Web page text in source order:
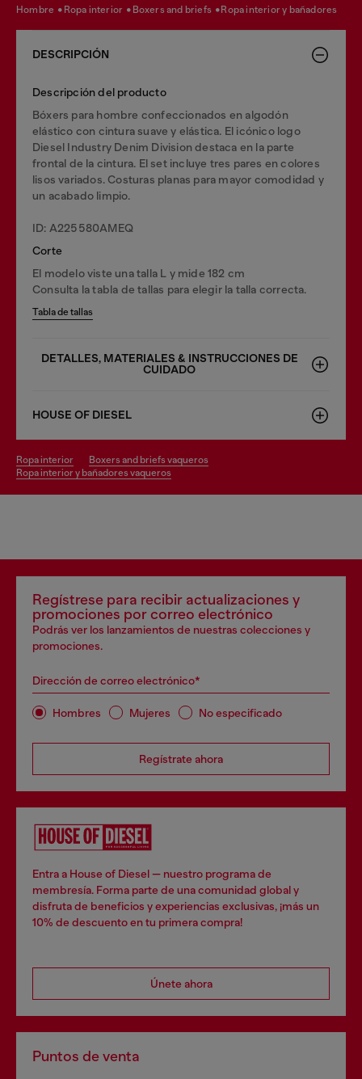
hombre ropa interior boxers and briefs ropa interior y bañadores
DESCRIPCIÓN
Descripción del producto
Bóxers para hombre confeccionados en algodón
elástico con cintura suave y elástica. El icónico logo
Diesel Industry Denim Division destaca en la parte
frontal de la cintura. El set incluye tres pares en colores
lisos variados. Costuras planas para mayor comodidad y
un acabado limpio.
ID: A225580AMEQ
Corte
El modelo viste una talla L y mide 182 cm
Consulta la tabla de tallas para elegir la talla correcta.
Tabla de tallas
DETALLES, MATERIALES & INSTRUCCIONES DE
CUIDADO
HOUSE OF DIESEL
ropa interior
boxers and briefs vaqueros
ropa interior y bañadores vaqueros
Regístrese para recibir actualizaciones y
promociones por correo electrónico
Podrás ver los lanzamientos de nuestras colecciones y
promociones.
Dirección de correo electrónico*
Hombres Mujeres No especificado
Regístrate ahora
Entra a House of Diesel — nuestro programa de
membresía. Forma parte de una comunidad global y
disfruta de beneficios y experiencias exclusivas, ¡más un
10% de descuento en tu primera compra!
Únete ahora
Puntos de venta